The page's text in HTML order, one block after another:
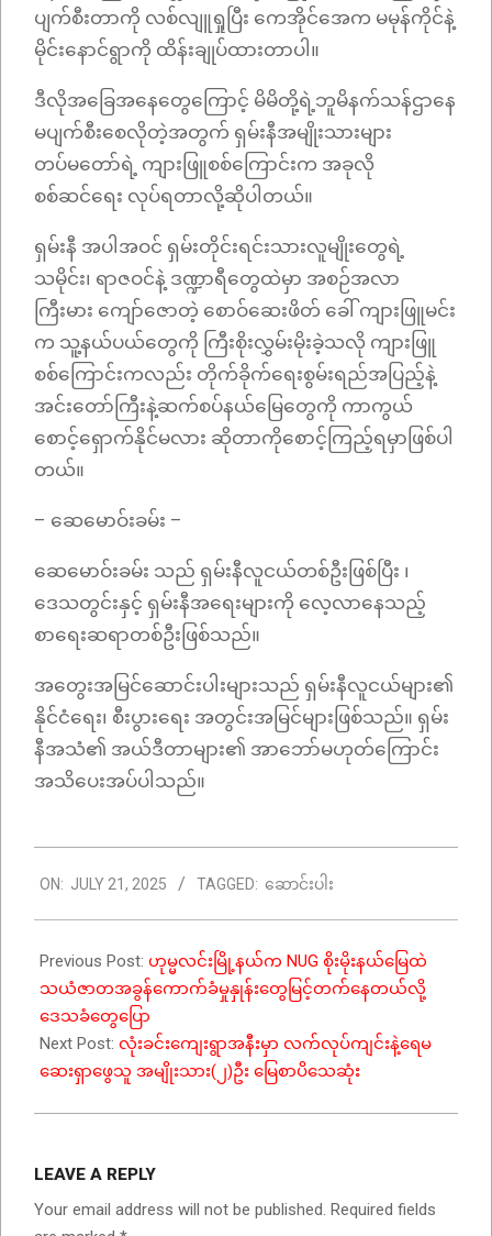
ပျက်စီးတာကို လစ်လျူရှုပြီး ကေအိုင်အေက မမုန်ကိုင်နဲ့
မိုင်းနောင်ရွာကို ထိန်းချုပ်ထားတာပါ။
ဒီလိုအခြေအနေတွေကြောင့် မိမိတို့ရဲ့ဘူမိနက်သန်ဌာနေ
မပျက်စီးစေလိုတဲ့အတွက် ရှမ်းနီအမျိုးသားများ
တပ်မတော်ရဲ့ ကျားဖြူစစ်ကြောင်းက အခုလို
စစ်ဆင်ရေး လုပ်ရတာလို့ဆိုပါတယ်။
ရှမ်းနီ အပါအဝင် ရှမ်းတိုင်းရင်းသားလူမျိုးတွေရဲ့
သမိုင်း၊ ရာဇဝင်နဲ့ ဒဏ္ဍာရီတွေထဲမှာ အစဉ်အလာ
ကြီးမား‌ ကျော်ဇောတဲ့ စောဝ်ဆေးဖိတ် ခေါ် ကျားဖြူမင်း
က သူ့နယ်ပယ်တွေကို ကြီးစိုးလွှမ်းမိုးခဲ့သလို ကျားဖြူ
စစ်ကြောင်းကလည်း တိုက်ခိုက်ရေးစွမ်းရည်အပြည့်နဲ့
အင်းတော်ကြီးနဲ့ဆက်စပ်နယ်မြေတွေကို ကာကွယ်‌
စောင့်ရှောက်နိုင်မလား ဆိုတာကိုစောင့်ကြည့်ရမှာဖြစ်ပါ
တယ်။
– ဆေမောဝ်းခမ်း –
ဆေမောဝ်းခမ်း သည် ရှမ်းနီလူငယ်တစ်ဦးဖြစ်ပြီး ၊
ဒေသတွင်းနှင့် ရှမ်းနီအရေးများကို လေ့လာနေသည့်
စာရေးဆရာတစ်ဦးဖြစ်သည်။
အတွေးအမြင်ဆောင်းပါးများသည် ရှမ်းနီလူငယ်များ၏
နိုင်ငံရေး၊ စီးပွားရေး အတွင်းအမြင်များဖြစ်သည်။ ရှမ်း
နီအသံ၏ အယ်ဒီတာများ၏ အာဘော်မဟုတ်ကြောင်း
အသိပေးအပ်ပါသည်။
07-
21
ON: JULY 21, 2025 TAGGED: ဆောင်းပါး
Previous Post: ဟုမ္မလင်းမြို့နယ်က NUG စိုးမိုးနယ်မြေထဲ
သယံဇာတအခွန်ကောက်ခံမှုနှုန်းတွေမြင့်တက်နေတယ်လို့
ဒေသခံတွေပြော
Next Post: လုံးခင်းကျေးရွာအနီးမှာ လက်လုပ်ကျင်းနဲ့ရေမ
ဆေးရှာဖွေသူ အမျိုးသား(၂)ဦး မြေစာပိသေဆုံး
LEAVE A REPLY
Your email address will not be published. Required fields